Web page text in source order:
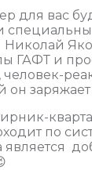
для вас
ГАФТ и
человек-
он
по
является